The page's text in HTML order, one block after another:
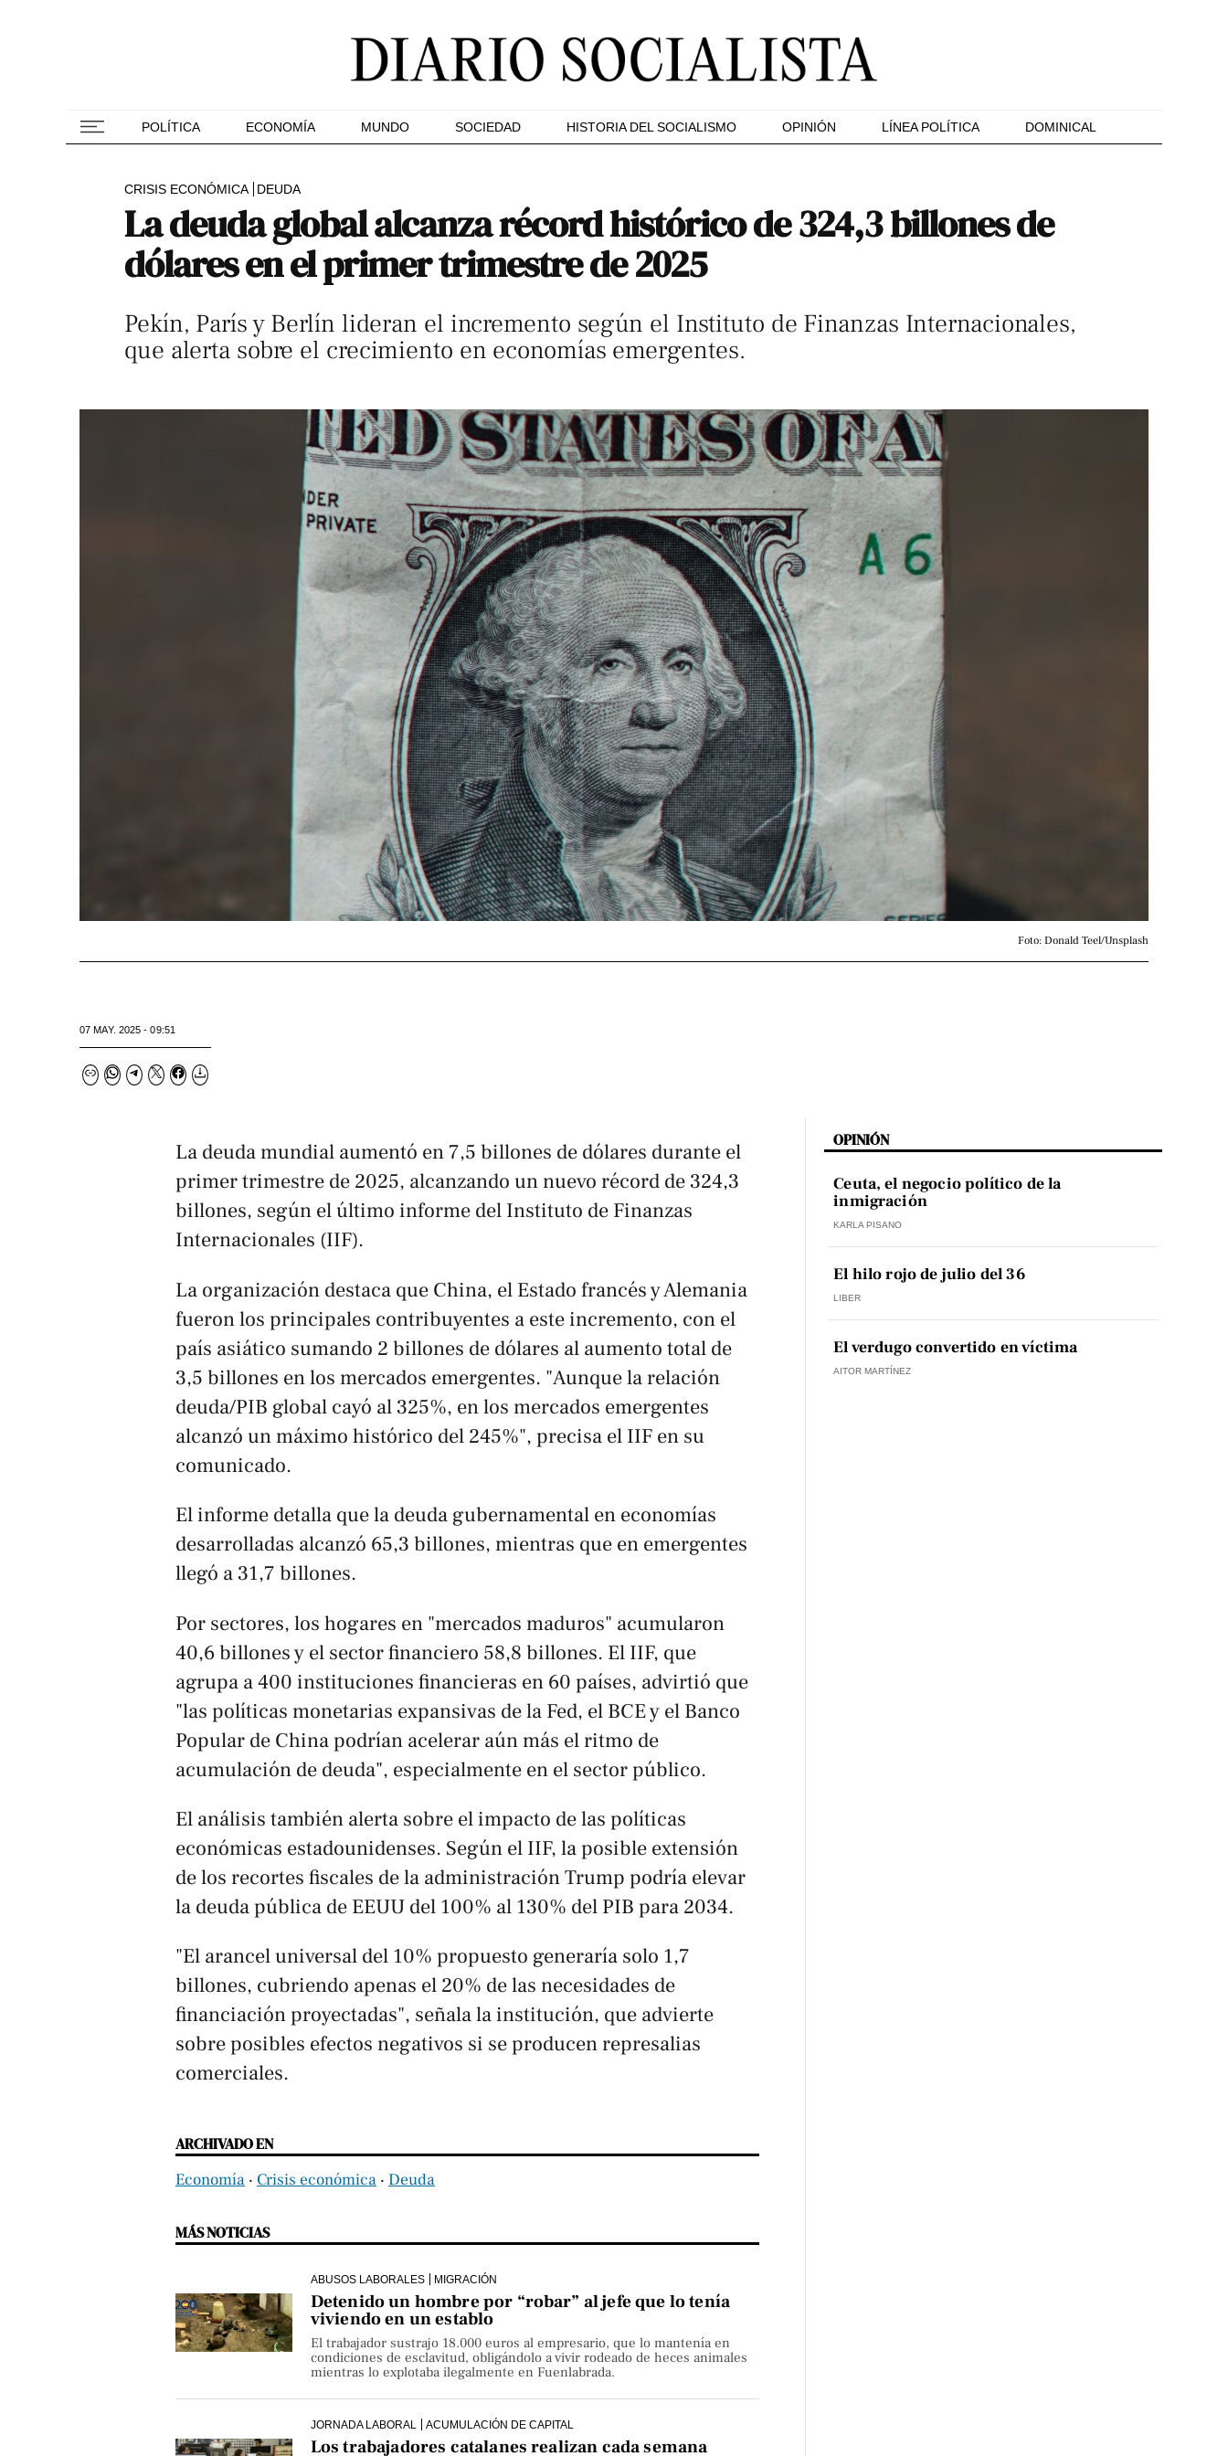
POLÍTICA ECONOMÍA MUNDO SOCIEDAD HISTORIA DEL SOCIALISMO OPINIÓN LÍNEA POLÍTICA DOMINICAL
CRISIS ECONÓMICA DEUDA
La deuda global alcanza récord histórico de 324,3 billones de
dólares en el primer trimestre de 2025
Pekín, París y Berlín lideran el incremento según el Instituto de Finanzas Internacionales,
que alerta sobre el crecimiento en economías emergentes.
Foto: Donald Teel/Unsplash
07 MAY. 2025 - 09:51
La deuda mundial aumentó en 7,5 billones de dólares durante el
primer trimestre de 2025, alcanzando un nuevo récord de 324,3
billones, según el último informe del Instituto de Finanzas
Internacionales (IIF).
La organización destaca que China, el Estado francés y Alemania
fueron los principales contribuyentes a este incremento, con el
país asiático sumando 2 billones de dólares al aumento total de
3,5 billones en los mercados emergentes. "Aunque la relación
deuda/PIB global cayó al 325%, en los mercados emergentes
alcanzó un máximo histórico del 245%", precisa el IIF en su
comunicado.
El informe detalla que la deuda gubernamental en economías
desarrolladas alcanzó 65,3 billones, mientras que en emergentes
llegó a 31,7 billones.
Por sectores, los hogares en "mercados maduros" acumularon
40,6 billones y el sector financiero 58,8 billones. El IIF, que
agrupa a 400 instituciones financieras en 60 países, advirtió que
"las políticas monetarias expansivas de la Fed, el BCE y el Banco
Popular de China podrían acelerar aún más el ritmo de
acumulación de deuda", especialmente en el sector público.
El análisis también alerta sobre el impacto de las políticas
económicas estadounidenses. Según el IIF, la posible extensión
de los recortes fiscales de la administración Trump podría elevar
la deuda pública de EEUU del 100% al 130% del PIB para 2034.
"El arancel universal del 10% propuesto generaría solo 1,7
billones, cubriendo apenas el 20% de las necesidades de
financiación proyectadas", señala la institución, que advierte
sobre posibles efectos negativos si se producen represalias
comerciales.
ARCHIVADO EN
Economía ‧ Crisis económica ‧ Deuda
MÁS NOTICIAS
ABUSOS LABORALES MIGRACIÓN
Detenido un hombre por “robar” al jefe que lo tenía
viviendo en un establo
El trabajador sustrajo 18.000 euros al empresario, que lo mantenía en
condiciones de esclavitud, obligándolo a vivir rodeado de heces animales
mientras lo explotaba ilegalmente en Fuenlabrada.
JORNADA LABORAL ACUMULACIÓN DE CAPITAL
Los trabajadores catalanes realizan cada semana
OPINIÓN
Ceuta, el negocio político de la
inmigración
KARLA PISANO
El hilo rojo de julio del 36
LIBER
El verdugo convertido en víctima
AITOR MARTÍNEZ